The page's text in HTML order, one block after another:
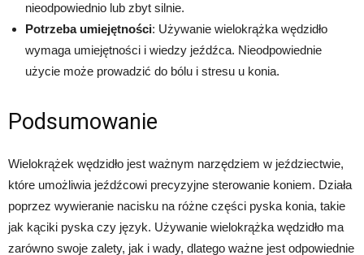
nieodpowiednio lub zbyt silnie.
Potrzeba umiejętności: Używanie wielokrążka wędzidło
wymaga umiejętności i wiedzy jeźdźca. Nieodpowiednie
użycie może prowadzić do bólu i stresu u konia.
Podsumowanie
Wielokrążek wędzidło jest ważnym narzędziem w jeździectwie,
które umożliwia jeźdźcowi precyzyjne sterowanie koniem. Działa
poprzez wywieranie nacisku na różne części pyska konia, takie
jak kąciki pyska czy język. Używanie wielokrążka wędzidło ma
zarówno swoje zalety, jak i wady, dlatego ważne jest odpowiednie